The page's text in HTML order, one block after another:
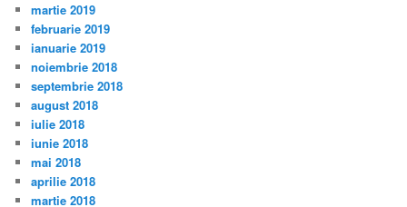
martie 2019
februarie 2019
ianuarie 2019
noiembrie 2018
septembrie 2018
august 2018
iulie 2018
iunie 2018
mai 2018
aprilie 2018
martie 2018